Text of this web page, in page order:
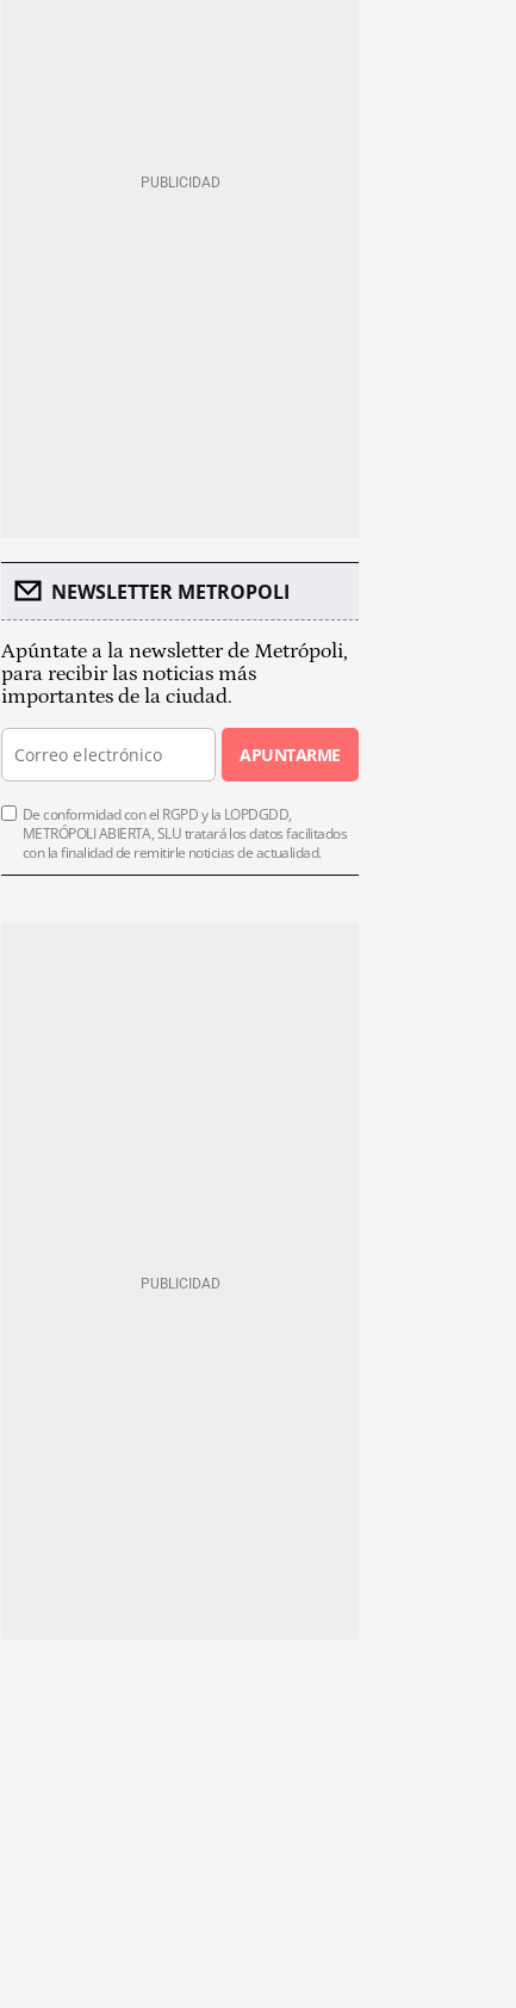
NEWSLETTER METROPOLI
Apúntate a la newsletter de Metrópoli,
para recibir las noticias más
importantes de la ciudad.
APUNTARME
De conformidad con el RGPD y la LOPDGDD,
METRÓPOLI ABIERTA, SLU tratará los datos facilitados
con la finalidad de remitirle noticias de actualidad.